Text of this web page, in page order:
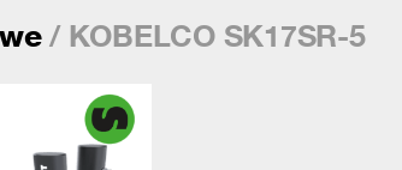
/ KOBELCO SK17SR-5